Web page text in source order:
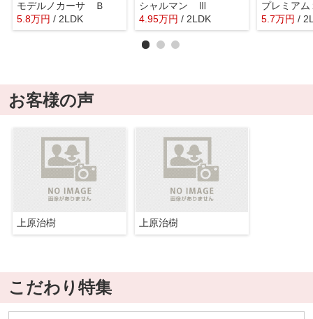
モデルノカーサ Ｂ
5.8万円 / 2LDK
シャルマン Ⅲ
4.95万円 / 2LDK
プレミアム
5.7万円 /
お客様の声
上原治樹 上原治樹
こだわり特集